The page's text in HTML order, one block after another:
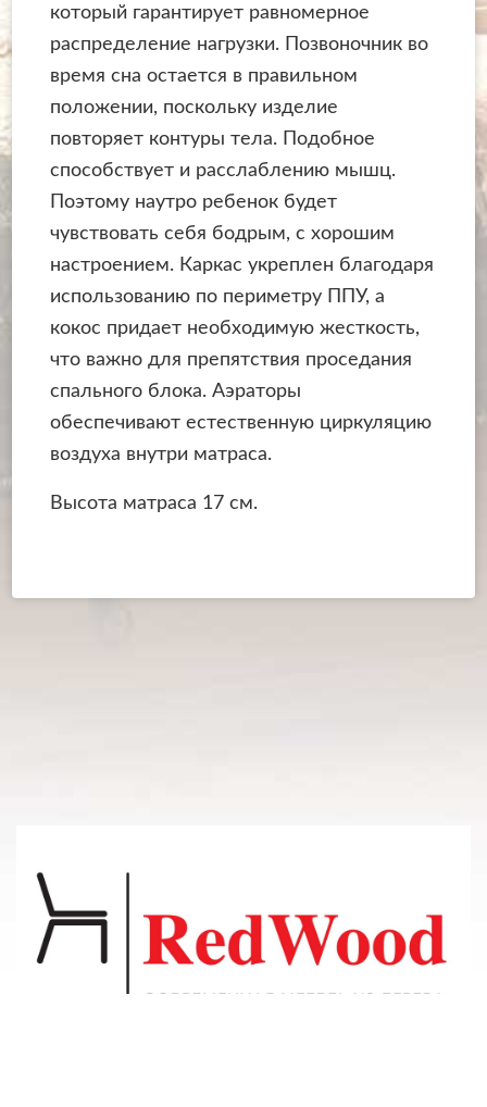
который гарантирует равномерное
распределение нагрузки. Позвоночник во
время сна остается в правильном
положении, поскольку изделие
повторяет контуры тела. Подобное
способствует и расслаблению мышц.
Поэтому наутро ребенок будет
чувствовать себя бодрым, с хорошим
настроением. Каркас укреплен благодаря
использованию по периметру ППУ, а
кокос придает необходимую жесткость,
что важно для препятствия проседания
спального блока. Аэраторы
обеспечивают естественную циркуляцию
воздуха внутри матраса.
Высота матраса 17 см.